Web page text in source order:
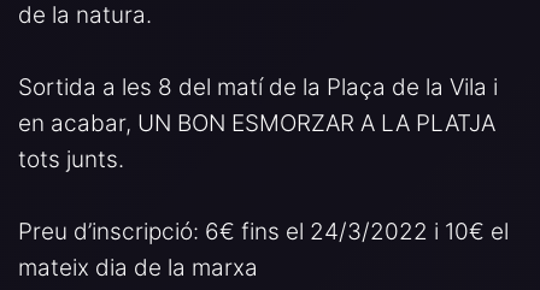
de la natura.
Sortida a les 8 del matí de la Plaça de la Vila i
en acabar, UN BON ESMORZAR A LA PLATJA
tots junts.
Preu d’inscripció: 6€ fins el 24/3/2022 i 10€ el
mateix dia de la marxa